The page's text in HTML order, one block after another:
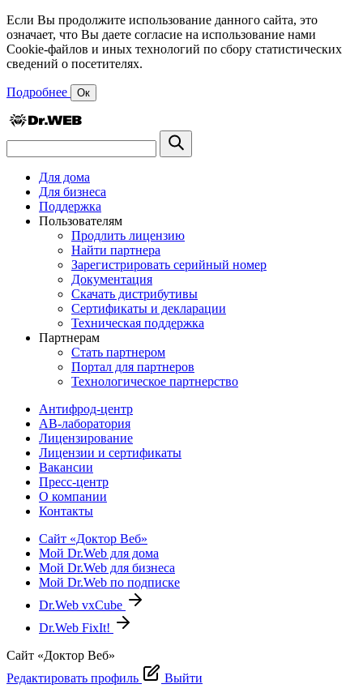
Если Вы продолжите использование данного сайта, это
означает, что Вы даете согласие на использование нами
Cookie-файлов и иных технологий по сбору статистических
сведений о посетителях.
Подробнее Ок
Для дома
Для бизнеса
Поддержка
Пользователям
Продлить лицензию
Найти партнера
Зарегистрировать серийный номер
Документация
Скачать дистрибутивы
Сертификаты и декларации
Техническая поддержка
Партнерам
Стать партнером
Портал для партнеров
Технологическое партнерство
Антифрод-центр
АВ-лаборатория
Лицензирование
Лицензии и сертификаты
Вакансии
Пресс-центр
О компании
Контакты
Сайт «Доктор Веб»
Мой Dr.Web для дома
Мой Dr.Web для бизнеса
Мой Dr.Web по подписке
Dr.Web vxCube
Dr.Web FixIt!
Сайт «Доктор Веб»
Редактировать профиль
Выйти